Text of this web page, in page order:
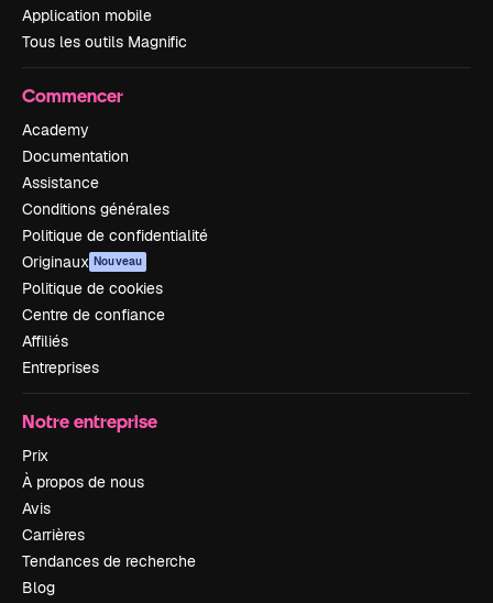
Application mobile
Tous les outils Magnific
Commencer
Academy
Documentation
Assistance
Conditions générales
Politique de confidentialité
Originaux Nouveau
Politique de cookies
Centre de confiance
Affiliés
Entreprises
Notre entreprise
Prix
À propos de nous
Avis
Carrières
Tendances de recherche
Blog